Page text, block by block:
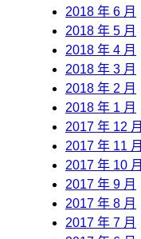
2018 年 6 月
2018 年 5 月
2018 年 4 月
2018 年 3 月
2018 年 2 月
2018 年 1 月
2017 年 12 月
2017 年 11 月
2017 年 10 月
2017 年 9 月
2017 年 8 月
2017 年 7 月